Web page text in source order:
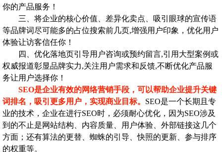
你的产品服务！
三、将企业的核心价值、差异化卖点、吸引眼球的宣传语
等品牌词尽可能多的占位搜索前几页,增强用户印象，优化用户
体验让访客信任你！
四、优化落地页引导用户咨询或预约留言,引用大型案例或
权威报道彰显品牌实力,关注用户需求和反馈,不断优化产品服
务让用户选择你！
SEO是企业有效的网络营销手段，可以帮助企业提升关键
词排名，吸引更多用户，实现商业目标。 SEO是一个长期且专
业的技术，企业在进行SEO时，必须耐心优化，因为SEO涉及
到的不止是网站结构、内容质量、用户体验、外部链接这几个
方面；还有算法的更替、蜘蛛的引导、快照的更新、参与排序
的权重等。